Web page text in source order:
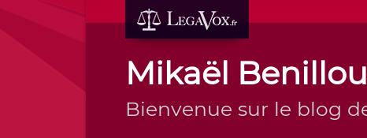
Mikaël
Bienvenue sur le blog